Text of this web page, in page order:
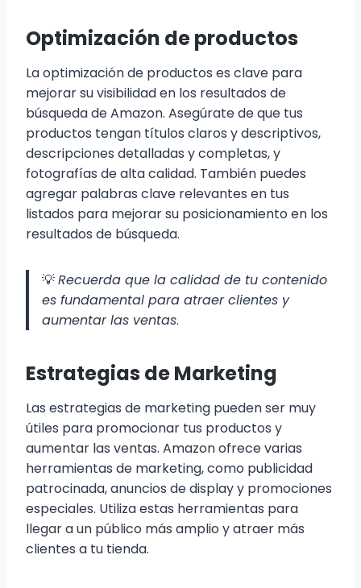
Optimización de productos
La optimización de productos es clave para
mejorar su visibilidad en los resultados de
búsqueda de Amazon. Asegúrate de que tus
productos tengan títulos claros y descriptivos,
descripciones detalladas y completas, y
fotografías de alta calidad. También puedes
agregar palabras clave relevantes en tus
listados para mejorar su posicionamiento en los
resultados de búsqueda.
💡Recuerda que la calidad de tu contenido
es fundamental para atraer clientes y
aumentar las ventas.
Estrategias de Marketing
Las estrategias de marketing pueden ser muy
útiles para promocionar tus productos y
aumentar las ventas. Amazon ofrece varias
herramientas de marketing, como publicidad
patrocinada, anuncios de display y promociones
especiales. Utiliza estas herramientas para
llegar a un público más amplio y atraer más
clientes a tu tienda.